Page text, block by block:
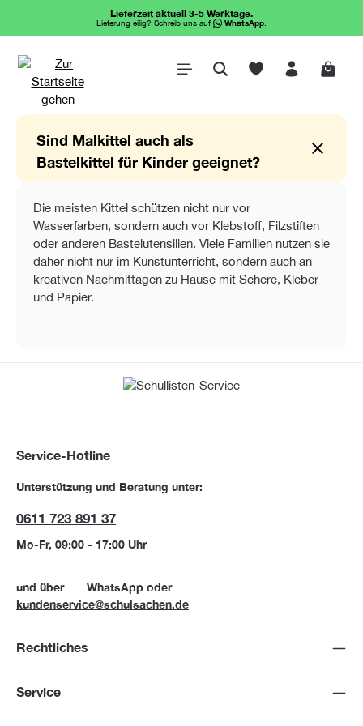
Lieferzeit aktuell 3-5 Werktage.
Lieferung eilig? Schreib uns auf WhatsApp.
Sind Malkittel auch als
Bastelkittel für Kinder geeignet?
Die meisten Kittel schützen nicht nur vor
Wasserfarben, sondern auch vor Klebstoff, Filzstiften
oder anderen Bastelutensilien. Viele Familien nutzen sie
daher nicht nur im Kunstunterricht, sondern auch an
kreativen Nachmittagen zu Hause mit Schere, Kleber
und Papier.
Service-Hotline
Unterstützung und Beratung unter:
0611 723 891 37
Mo-Fr, 09:00 - 17:00 Uhr
und über WhatsApp oder
kundenservice@schulsachen.de
Rechtliches
Service